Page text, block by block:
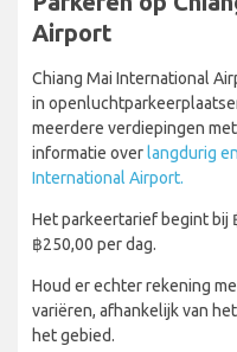
Airport
Chiang Mai International
in
meerdere verdiepingen
informatie over langdurig
International Airport.
Het parkeertarief begint bij
฿250,00 per dag.
Houd er echter rekening
variëren, afhankelijk van
het gebied.